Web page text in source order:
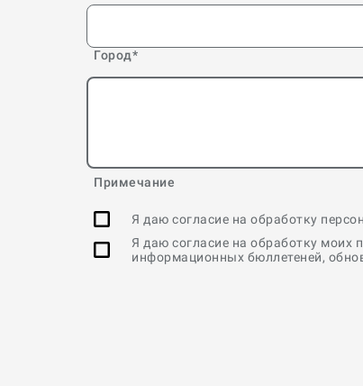
Город*
Примечание
Я даю согласие на обработку
Я даю согласие на обработку моих
информационных бюллетеней,